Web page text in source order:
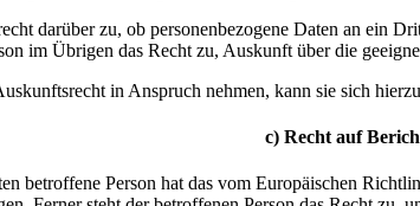
darüber zu, ob personenbezogene Daten an ein
im Übrigen das Recht zu, Auskunft über die
in Anspruch nehmen, kann sie sich
c) Recht auf
betroffene Person hat das vom Europäischen